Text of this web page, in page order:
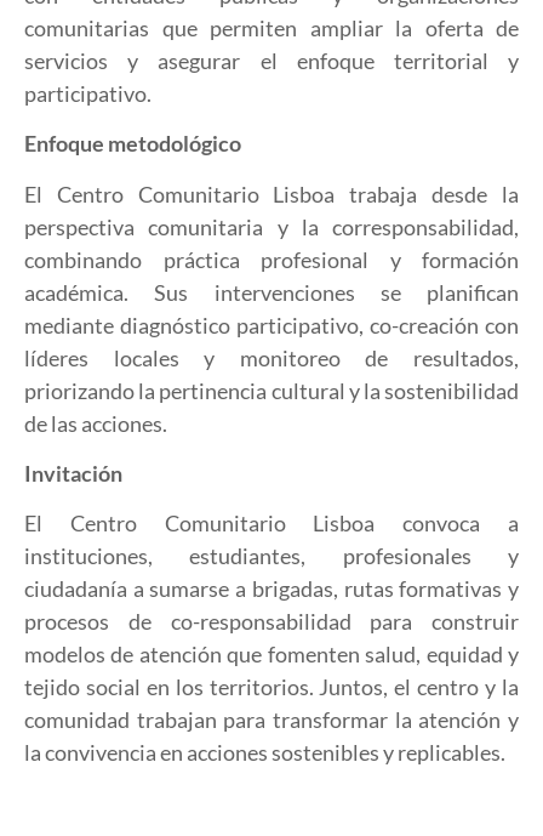
comunitarias que permiten ampliar la oferta de
servicios y asegurar el enfoque territorial y
participativo.
Enfoque metodológico
El Centro Comunitario Lisboa trabaja desde la
perspectiva comunitaria y la corresponsabilidad,
combinando práctica profesional y formación
académica. Sus intervenciones se planifican
mediante diagnóstico participativo, co-creación con
líderes locales y monitoreo de resultados,
priorizando la pertinencia cultural y la sostenibilidad
de las acciones.
Invitación
El Centro Comunitario Lisboa convoca a
instituciones, estudiantes, profesionales y
ciudadanía a sumarse a brigadas, rutas formativas y
procesos de co-responsabilidad para construir
modelos de atención que fomenten salud, equidad y
tejido social en los territorios. Juntos, el centro y la
comunidad trabajan para transformar la atención y
la convivencia en acciones sostenibles y replicables.